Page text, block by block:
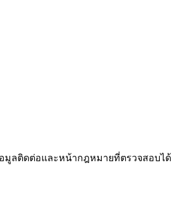
มูลติดต่อและหน้ากฎหมายที่ตรวจสอบได้